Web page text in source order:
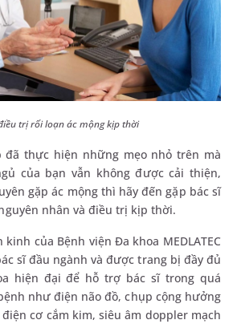
trị rối loạn ác mộng kịp thời
đã thực hiện những mẹo nhỏ trên mà
của bạn vẫn không được cải thiện,
gặp ác mộng thì hãy đến gặp bác sĩ
nhân và điều trị kịp thời.
kinh của Bệnh viện Đa khoa MEDLATEC
sĩ đầu ngành và được trang bị đầy đủ
hiện đại để hỗ trợ bác sĩ trong quá
như điện não đồ, chụp cộng hưởng
cơ cắm kim, siêu âm doppler mạch